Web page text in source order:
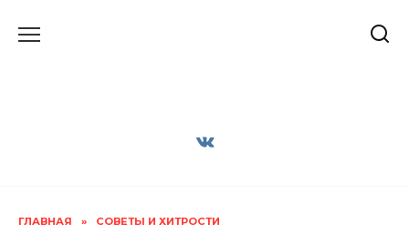
ГЛАВНАЯ » СОВЕТЫ И ХИТРОСТИ